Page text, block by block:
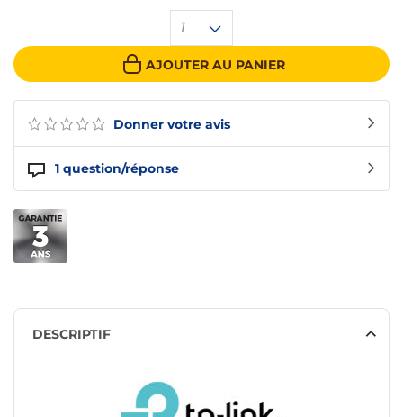
Donner votre avis
1 question/réponse
1
AJOUTER AU PANIER
DESCRIPTIF